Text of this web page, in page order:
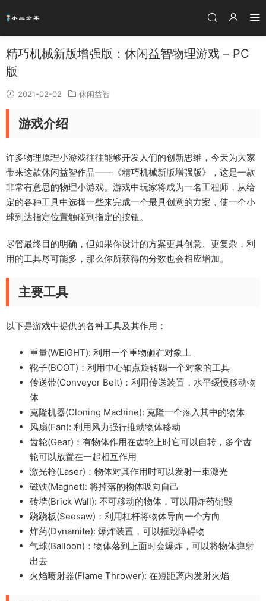
精巧机械新版增强版：休闲益智物理游戏 – PC
版
2021-02-02 休闲益智
游戏介绍
许多物理原理小游戏往往能够开发人们的创新思维，今天为大家
带来这款休闲益智作品——《精巧机械新版增强版》，这是一款
非常有意思的物理小游戏。游戏中玩家将成为一名工程师，从给
定的各种工具中选择一些来完成一个最具创意的方案，使一个小
球到达指定位置触碰到指定的按钮。
尽管最终目的明确，但如果你设计的方案更具创意、更复杂，利
用的工具尽可能多，那么你所获得的分数也会相应增加。
主要工具
以下是游戏中提供的各种工具及其作用：
重量(WEIGHT): 利用一个重物砸在对象上
靴子(BOOT)：利用中心轴点旋转踢一个对象的工具
传送带(Conveyor Belt)：利用传送装置，水平缓慢移动物
体
克隆机器(Cloning Machine): 克隆一个落入其中的物体
风扇(Fan): 利用风力强行推动物体移动
齿轮(Gear)：有物体作用在齿轮上时它可以自转，多个齿
轮可以放置在一起相互作用
激光枪(Laser)：物体对其作用时可以发射一束激光
磁铁(Magnet): 将掉落的物体吸向自己
砖墙(Brick Wall): 不可移动的物体，可以用炸药销毁
跷跷板(Seesaw)：利用杠杆将物体导向一个方向
炸药(Dynamite): 爆炸装置，可以摧毁障碍物
气球(Balloon)：物体落到上面时会爆炸，可以将物体弹射
出去
火焰喷射器(Flame Thrower): 在短距离内发射火焰